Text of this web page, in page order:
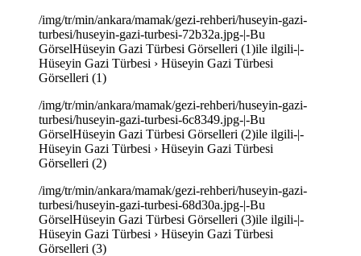
/img/tr/min/ankara/mamak/gezi-rehberi/huseyin-gazi-
turbesi/huseyin-gazi-turbesi-72b32a.jpg-|-Bu
GörselHüseyin Gazi Türbesi Görselleri (1)ile ilgili-|-
Hüseyin Gazi Türbesi › Hüseyin Gazi Türbesi
Görselleri (1)
/img/tr/min/ankara/mamak/gezi-rehberi/huseyin-gazi-
turbesi/huseyin-gazi-turbesi-6c8349.jpg-|-Bu
GörselHüseyin Gazi Türbesi Görselleri (2)ile ilgili-|-
Hüseyin Gazi Türbesi › Hüseyin Gazi Türbesi
Görselleri (2)
/img/tr/min/ankara/mamak/gezi-rehberi/huseyin-gazi-
turbesi/huseyin-gazi-turbesi-68d30a.jpg-|-Bu
GörselHüseyin Gazi Türbesi Görselleri (3)ile ilgili-|-
Hüseyin Gazi Türbesi › Hüseyin Gazi Türbesi
Görselleri (3)